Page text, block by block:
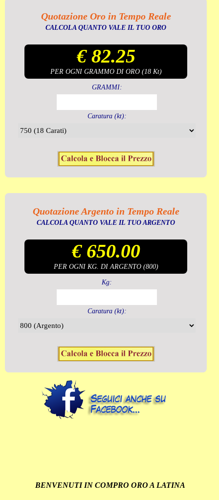
Quotazione Oro in Tempo Reale
CALCOLA QUANTO VALE IL TUO ORO
€ 82.25
PER OGNI GRAMMO DI ORO (18 Kt)
GRAMMI:
Caratura (kt):
Quotazione Argento in Tempo Reale
CALCOLA QUANTO VALE IL TUO ARGENTO
€ 650.00
PER OGNI KG. DI ARGENTO (800)
Kg:
Caratura (kt):
BENVENUTI IN COMPRO ORO A LATINA